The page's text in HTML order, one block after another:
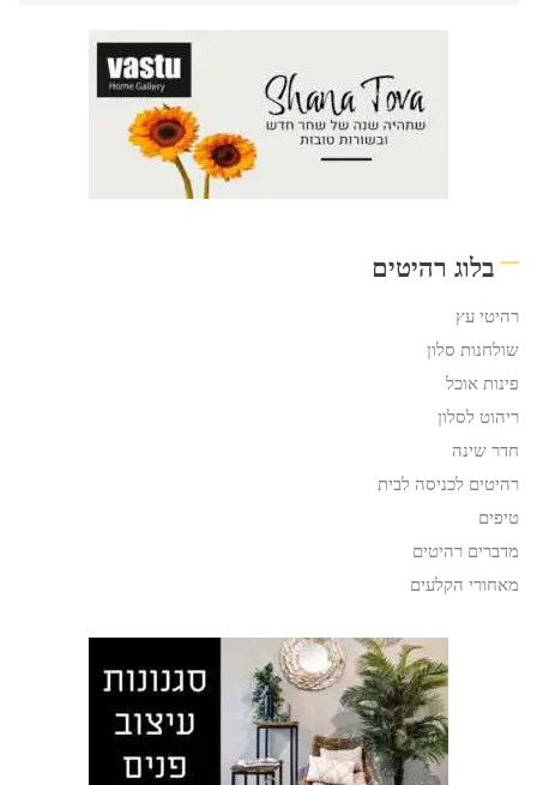
בלוג רהיטים
רהיטי עץ
שולחנות סלון
פינות אוכל
ריהוט לסלון
חדר שינה
רהיטים לכניסה לבית
טיפים
מדברים רהיטים
מאחורי הקלעים